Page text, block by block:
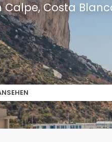
Costa